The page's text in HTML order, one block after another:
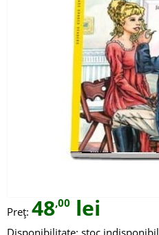
Preț: 48,00 lei
Disponibilitate: stoc indisponibil